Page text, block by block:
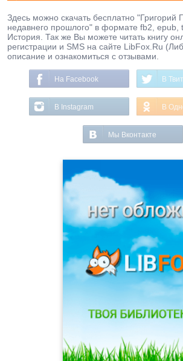
Здесь можно скачать бесплатно "Григорий
недавнего прошлого" в формате fb2,
История. Так же Вы можете читать книгу
регистрации и SMS на сайте LibFox.Ru
описание и ознакомиться с отзывами.
На Facebook В
В Instagram В
Мы Вконтакте